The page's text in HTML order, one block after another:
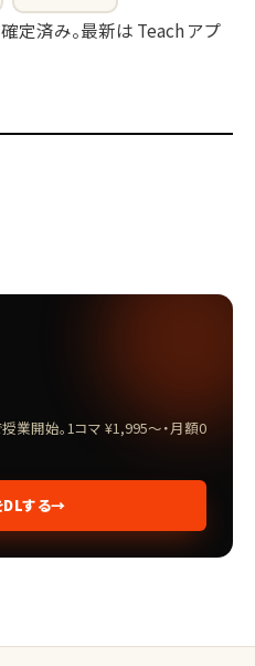
定済み。最新は Teach アプ
業開始。1コマ ¥1,995〜・月額0
DLする→